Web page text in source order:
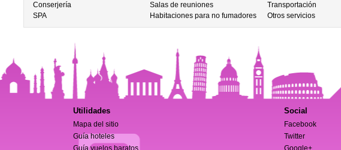
Conserjería
Salas de reuniones
Transportación
SPA
Habitaciones para no fumadores Otros servicios
Utilidades
Mapa del sitio
Guía hoteles
Guía vuelos baratos
Social
Facebook
Twitter
Google+